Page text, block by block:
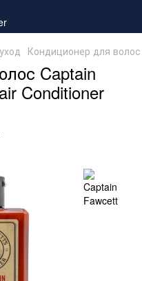
Кондиционер для
Captain
Conditioner